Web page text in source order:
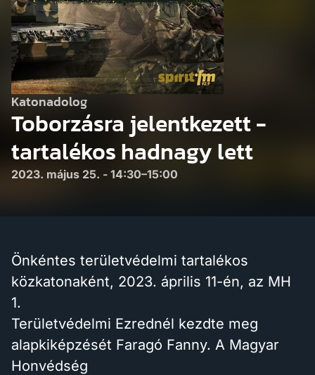
Műsor
Hírek
Katonadolog
Toborzásra jelentkezett -
tartalékos hadnagy lett
2023. május 25. - 14:30–15:00
Önkéntes területvédelmi tartalékos
közkatonaként, 2023. április 11-én, az MH
1.
Területvédelmi Ezrednél kezdte meg
alapkiképzését Faragó Fanny. A Magyar
Honvédség